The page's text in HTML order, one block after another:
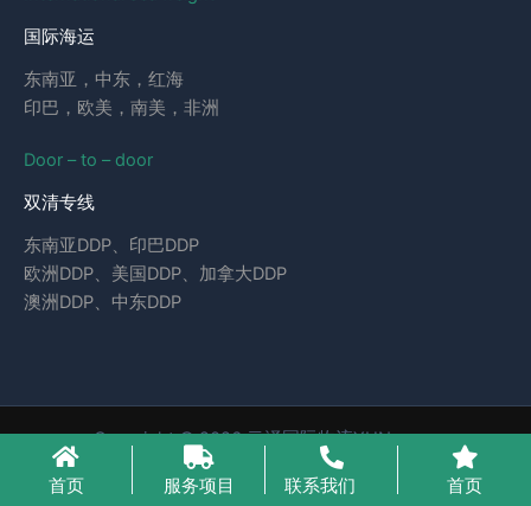
国际海运
东南亚，中东，红海
印巴，欧美，南美，非洲
Door – to – door
双清专线
东南亚DDP、印巴DDP
欧洲DDP、美国DDP、加拿大DDP
澳洲DDP、中东DDP
Copyright © 2026 云泽国际物流YUNcargo
粤ICP备2023046221号-1
首页 服务项目 联系我们 首页